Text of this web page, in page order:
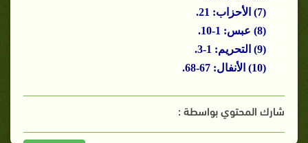
(7)
الأحزاب: 21.
(8) عبس: 1-10.
(9)
التحريم: 1-3.
(10)
الأنفال: 67-68.
شارك المحتوي بواسطة :